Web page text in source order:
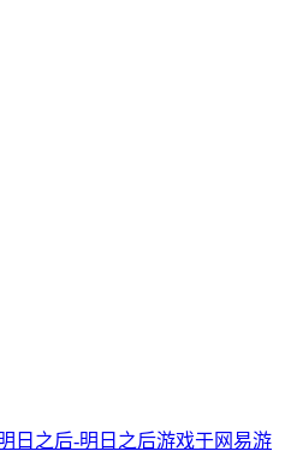
日之后-明日之后游戏于网易游